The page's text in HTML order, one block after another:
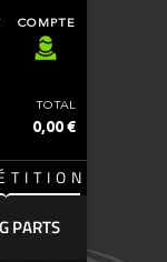
COMPTE
TOTAL
0,00 €
PARTS